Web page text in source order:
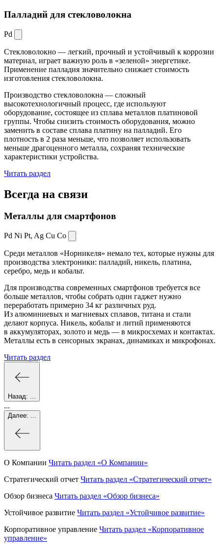
Палладий для стекловолокна
Pd
Стекловолокно — легкий, прочный и устойчивый к коррозии
материал, играет важную роль в «зеленой» энергетике.
Применение палладия значительно снижает стоимость
изготовления стекловолокна.
Производство стекловолокна — сложный
высокотехнологичный процесс, где используют
оборудование, состоящее из сплава металлов платиновой
группы. Чтобы снизить стоимость оборудования, можно
заменить в составе сплава платину на палладий. Его
плотность в 2 раза меньше, что позволяет использовать
меньше драгоценного металла, сохраняя технические
характеристики устройства.
Читать раздел
Всегда на связи
Металлы для смартфонов
Pd Ni Pt, Ag Cu Co
Среди металлов «Норникеля» немало тех, которые нужны для
производства электроники: палладий, никель, платина,
серебро, медь и кобальт.
Для производства современных смартфонов требуется все
больше металлов, чтобы собрать один гаджет нужно
переработать примерно 34 кг различных руд.
Из алюминиевых и магниевых сплавов, титана и стали
делают корпуса. Никель, кобальт и литий применяются
в аккумуляторах, золото и медь — в микросхемах и контактах.
Металлы есть в сенсорных экранах, динамиках и микрофонах.
Читать раздел
Назад:
...
Далее:
О Компании Читать раздел «О Компании»
Стратегический отчет Читать раздел «Стратегический отчет»
Обзор бизнеса Читать раздел «Обзор бизнеса»
Устойчивое развитие Читать раздел «Устойчивое развитие»
Корпоративное управление Читать раздел «Корпоративное
управление»